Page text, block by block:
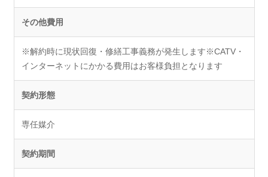
その他費用
※解約時に現状回復・修繕工事義務が発生します※CATV・
インターネットにかかる費用はお客様負担となります
契約形態
専任媒介
契約期間